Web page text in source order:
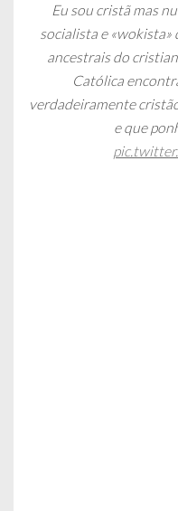
Eu sou cristã mas
socialista e «wokista»
ancestrais do
Católica
verdadeiramente
e que